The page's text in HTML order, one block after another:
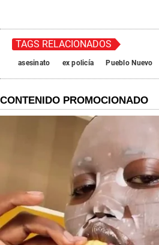
TAGS RELACIONADOS
asesinato ex policía Pueblo Nuevo